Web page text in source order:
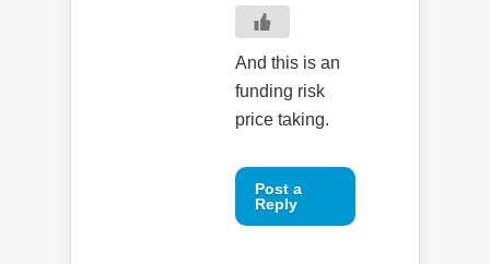
And this is an
funding risk
price taking.
Post a
Reply